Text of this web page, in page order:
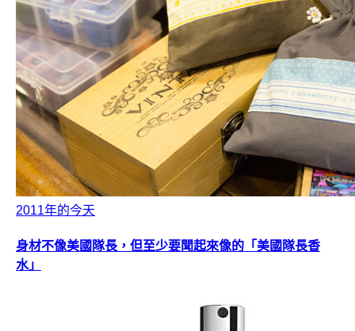
2011年的今天
身材不像美國隊長，但至少要聞起來像的「美國隊長香
水」